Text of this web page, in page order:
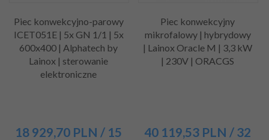
Piec konwekcyjno-parowy
ICET051E | 5x GN 1/1 | 5x
600x400 | Alphatech by
Lainox | sterowanie
elektroniczne
18 929,70 PLN / 15
Piec konwekcyjny
mikrofalowy | hybrydowy
| Lainox Oracle M | 3,3 kW
| 230V | ORACGS
40 119,53 PLN / 32